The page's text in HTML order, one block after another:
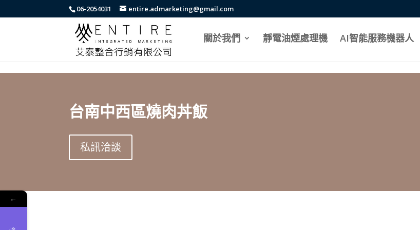
body{font-family: arial,"Microsoft JhengHei","微軟正黑體",sans-serif !important;}
06-2054031 entire.admarketing@gmail.com
關於我們 靜電油煙處理機 AI智能服務機器人
台南中西區燒肉丼飯
私訊洽談
←